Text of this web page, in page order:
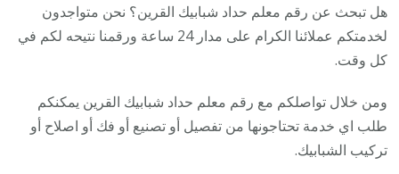
هل تبحث عن رقم معلم حداد شبابيك القرين؟ نحن متواجدون
لخدمتكم عملائنا الكرام على مدار 24 ساعة ورقمنا نتيحه لكم في
كل وقت.
ومن خلال تواصلكم مع رقم معلم حداد شبابيك القرين يمكنكم
طلب اي خدمة تحتاجونها من تفصيل أو تصنيع أو فك أو اصلاح أو
تركيب الشبابيك.